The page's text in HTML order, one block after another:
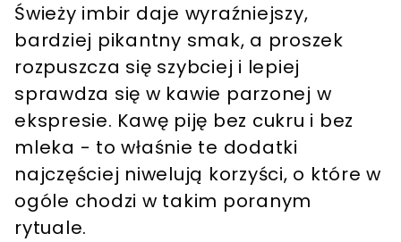
Świeży imbir daje wyraźniejszy,
bardziej pikantny smak, a proszek
rozpuszcza się szybciej i lepiej
sprawdza się w kawie parzonej w
ekspresie. Kawę piję bez cukru i bez
mleka - to właśnie te dodatki
najczęściej niwelują korzyści, o które w
ogóle chodzi w takim poranym
rytuale.